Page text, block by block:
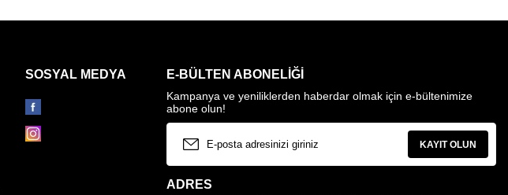
SOSYAL MEDYA E-BÜLTEN ABONELIĞI
Kampanya ve yeniliklerden haberdar olmak için e-bültenimize
abone olun!
KAYIT OLUN
ADRES